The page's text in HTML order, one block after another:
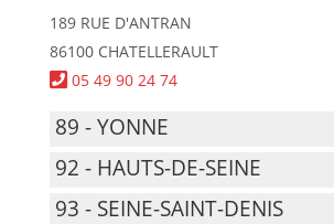
189 RUE D'ANTRAN
86100 CHATELLERAULT
05 49 90 24 74
89 - YONNE
92 - HAUTS-DE-SEINE
93 - SEINE-SAINT-DENIS